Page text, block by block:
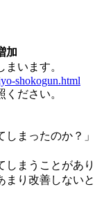
加
います。
shokogun.html
ださい。
まったのか？」
しまうことがあり
まり改善しないと